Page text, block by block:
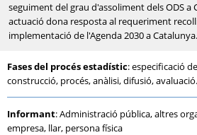
seguiment del grau d'assoliment dels ODS a
actuació dona resposta al requeriment
implementació de l'Agenda 2030 a Catalunya.
Fases del procés estadístic: especificació
construcció, procés, anàlisi, difusió, avaluació.
Informant: Administració pública, altres
empresa, llar, persona física